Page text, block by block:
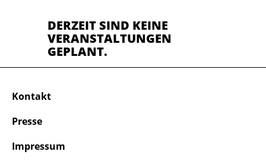
DERZEIT SIND KEINE
VERANSTALTUNGEN
GEPLANT.
Kontakt
Presse
Impressum